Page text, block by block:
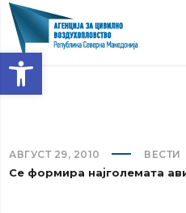
Open toolbar
АВГУСТ 29, 2010 ВЕСТИ
Се формира најголемата